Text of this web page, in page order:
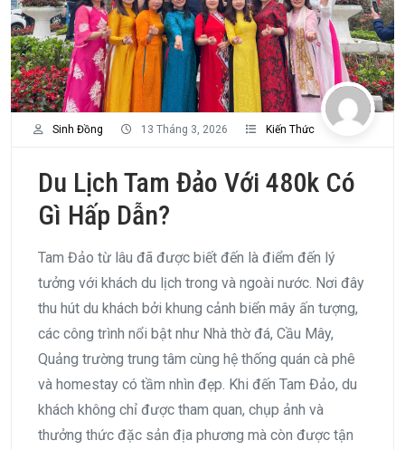
Sinh Đồng 13 Tháng 3, 2026 Kiến Thức
Du Lịch Tam Đảo Với 480k Có
Gì Hấp Dẫn?
Tam Đảo từ lâu đã được biết đến là điểm đến lý
tưởng với khách du lịch trong và ngoài nước. Nơi đây
thu hút du khách bởi khung cảnh biển mây ấn tượng,
các công trình nổi bật như Nhà thờ đá, Cầu Mây,
Quảng trường trung tâm cùng hệ thống quán cà phê
và homestay có tầm nhìn đẹp. Khi đến Tam Đảo, du
khách không chỉ được tham quan, chụp ảnh và
thưởng thức đặc sản địa phương mà còn được tận